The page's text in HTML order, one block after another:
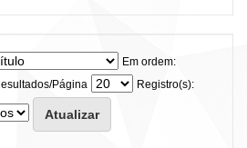
Em ordem:
Página
Registro(s):